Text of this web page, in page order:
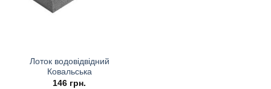
Лоток водовідвідний
Ковальська
146 грн.